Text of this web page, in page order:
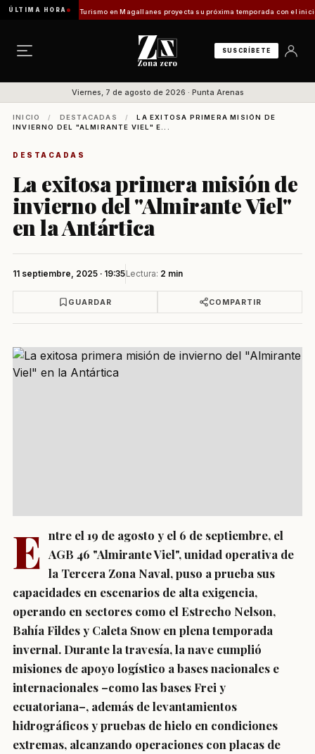
ÚLTIMA HORA
Vladilo] Turismo en Magallanes proyecta su próxima temporada con el inicio de
SUSCRÍBETE
Viernes, 7 de agosto de 2026 · Punta Arenas
INICIO / DESTACADAS /
LA EXITOSA PRIMERA MISIÓN DE
INVIERNO DEL "ALMIRANTE VIEL" E...
DESTACADAS
La exitosa primera misión de
invierno del "Almirante Viel"
en la Antártica
11 septiembre, 2025 · 19:35Lectura: 2 min
GUARDAR COMPARTIR
E ntre el 19 de agosto y el 6 de septiembre, el
AGB 46 "Almirante Viel", unidad operativa de
la Tercera Zona Naval, puso a prueba sus
capacidades en escenarios de alta exigencia,
operando en sectores como el Estrecho Nelson,
Bahía Fildes y Caleta Snow en plena temporada
invernal. Durante la travesía, la nave cumplió
misiones de apoyo logístico a bases nacionales e
internacionales –como las bases Frei y
ecuatoriana–, además de levantamientos
hidrográficos y pruebas de hielo en condiciones
extremas, alcanzando operaciones con placas de